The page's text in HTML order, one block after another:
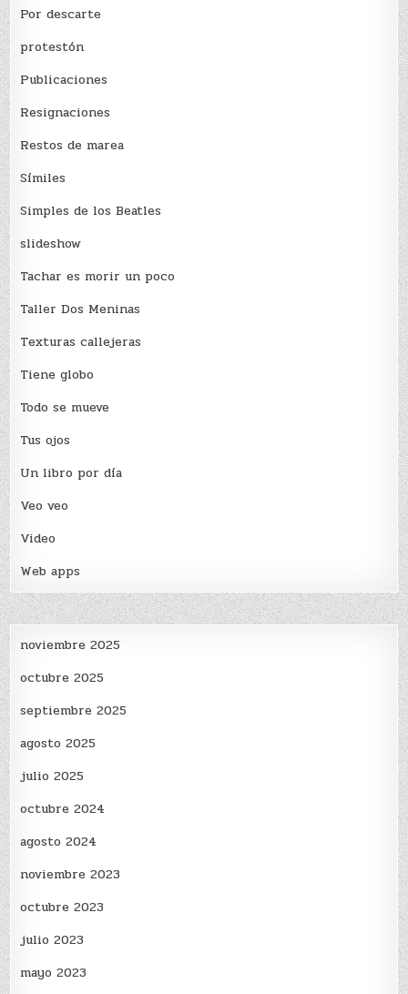
Por descarte
protestón
Publicaciones
Resignaciones
Restos de marea
Sí­miles
Simples de los Beatles
slideshow
Tachar es morir un poco
Taller Dos Meninas
Texturas callejeras
Tiene globo
Todo se mueve
Tus ojos
Un libro por día
Veo veo
Video
Web apps
noviembre 2025
octubre 2025
septiembre 2025
agosto 2025
julio 2025
octubre 2024
agosto 2024
noviembre 2023
octubre 2023
julio 2023
mayo 2023